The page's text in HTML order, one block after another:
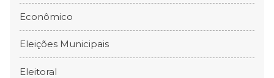
Econômico
Eleições Municipais
Eleitoral